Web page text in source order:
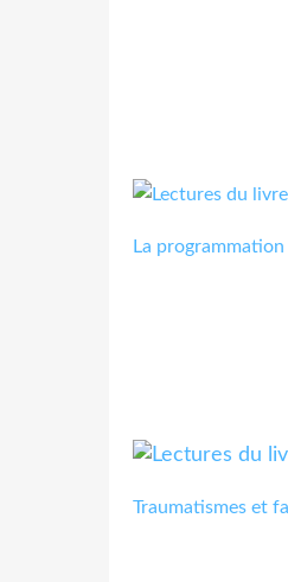
La
Traumatismes et